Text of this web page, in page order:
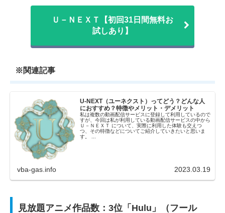
Ｕ－ＮＥＸＴ【初回31日間無料お
試しあり】
※関連記事
U-NEXT（ユーネクスト）ってどう？どんな人
におすすめ？特徴やメリット・デメリット
私は複数の動画配信サービスに登録して利用しているので
すが、今回は私が利用している動画配信サービスの中から
Ｕ－ＮＥＸＴ について、実際に利用した体験も交えつ
つ、その特徴などについてご紹介していきたいと思いま
す。 ...
vba-gas.info 2023.03.19
見放題アニメ作品数：3位「Hulu」（フール